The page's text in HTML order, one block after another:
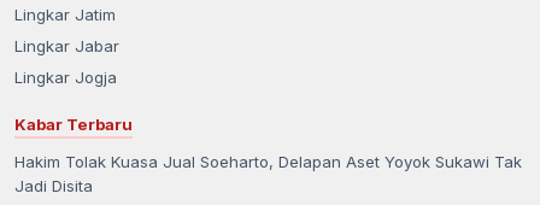
Lingkar Jatim
Lingkar Jabar
Lingkar Jogja
Kabar Terbaru
Hakim Tolak Kuasa Jual Soeharto, Delapan Aset Yoyok Sukawi Tak
Jadi Disita